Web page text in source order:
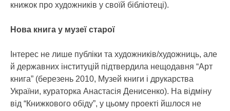
книжок про художників у своїй бібліотеці).
Нова книга у музеї старої
Інтерес не лише публіки та художників/художниць, але
й державних інституцій підтвердила нещодавня “Арт
книга” (березень 2010, Музей книги і друкарства
України, кураторка Анастасія Денисенко). На відміну
від “Книжкового обіду”, у цьому проекті йшлося не